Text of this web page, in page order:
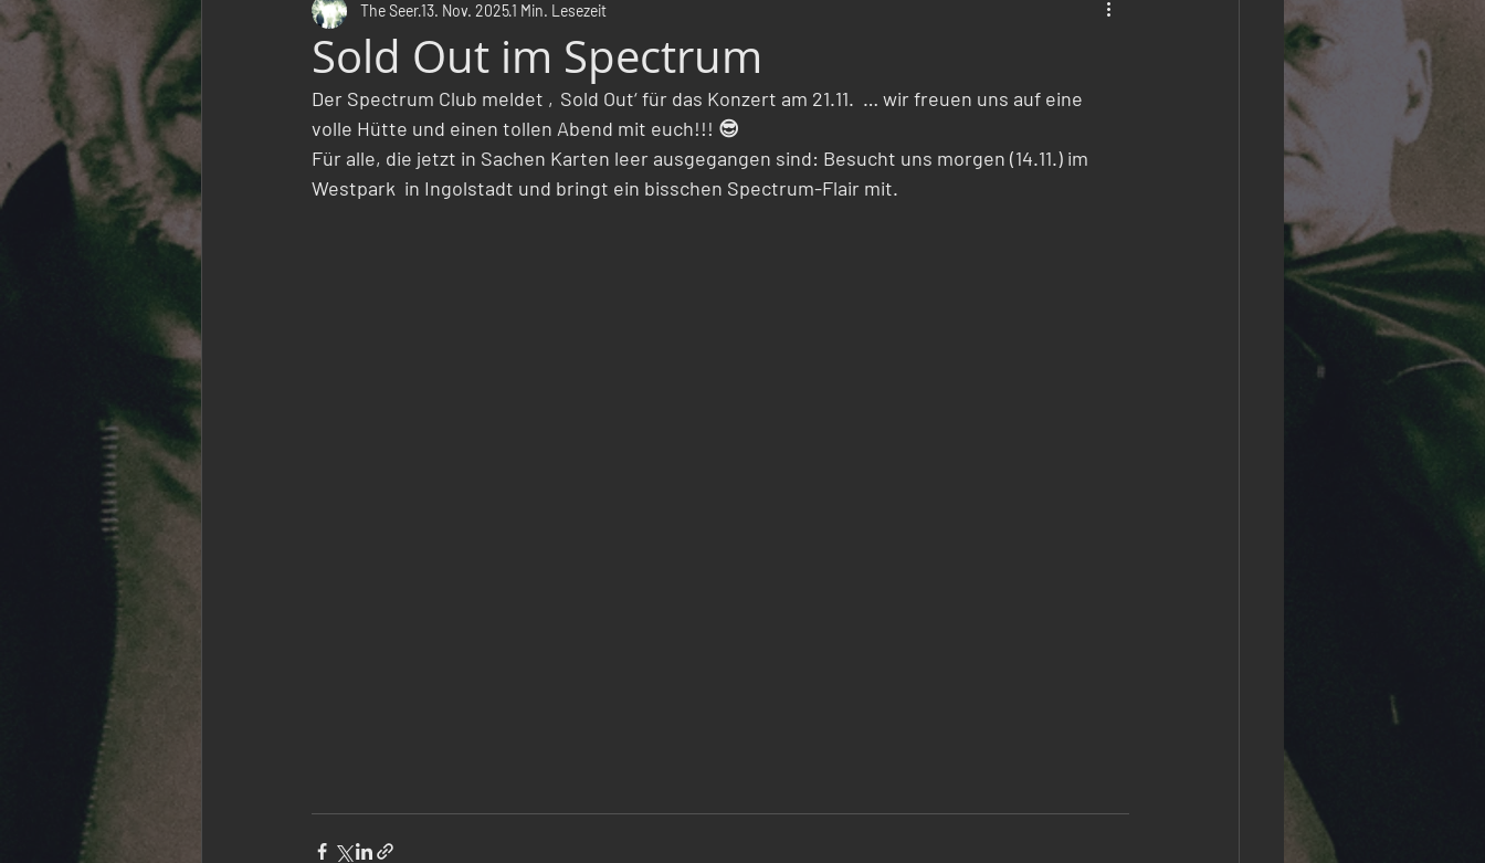
Sold Out im Spectrum
The Seer13. Nov. 20251 Min. Lesezeit
Der Spectrum Club meldet ‚Sold Out‘ für das Konzert am 21.11.  … wir freuen uns auf eine
volle Hütte und einen tollen Abend mit euch!!! 😎
Für alle, die jetzt in Sachen Karten leer ausgegangen sind: Besucht uns morgen (14.11.) im
Westpark  in Ingolstadt und bringt ein bisschen Spectrum-Flair mit.